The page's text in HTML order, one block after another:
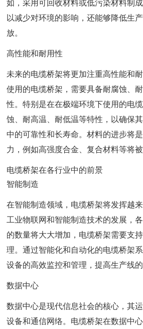
如，采用可回收材料或低污染材料制
以减少对环境的影响，还能够降低生
放。
高性能和耐用性
未来的电缆桥架将更加注重高性能和
使用的电缆桥架，需要具备耐腐蚀、
性。特别是在在极端环境下使用的电
蚀、耐高温、耐低温等特性，以确保
中的可靠性和长寿命。材料的进步将
力，例如高强度合金、复合材料等将被
电缆桥架在各行业中的前景
智能制造
在智能制造领域，电缆桥架将发挥越
工业物联网和智能制造技术的发展，
的数量将大大增加，电缆桥架需要支
理。通过智能化和自动化的电缆桥架
设备的高效监控和管理，提高生产线的
数据中心
数据中心是现代信息社会的核心，其
设备和通信网络。电缆桥架在数据中